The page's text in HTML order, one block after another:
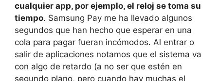
cualquier app, por ejemplo, el reloj se toma su
tiempo. Samsung Pay me ha llevado algunos
segundos que han hecho que esperar en una
cola para pagar fueran incómodos. Al entrar o
salir de aplicaciones notamos que el sistema va
con algo de retardo (a no ser que estén en
segundo plano, pero cuando hay muchas el